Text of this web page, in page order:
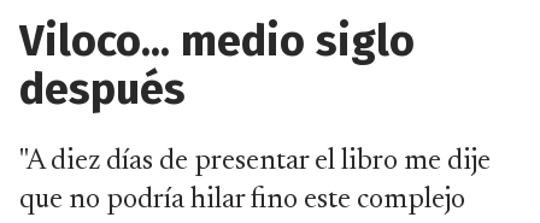
Viloco... medio siglo
después
"A diez días de presentar el libro me dije
que no podría hilar fino este complejo